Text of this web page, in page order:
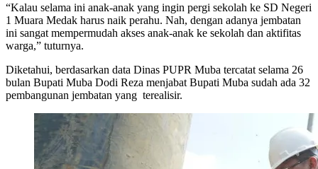
“Kalau selama ini anak-anak yang ingin pergi sekolah ke SD Negeri
1 Muara Medak harus naik perahu. Nah, dengan adanya jembatan
ini sangat mempermudah akses anak-anak ke sekolah dan aktifitas
warga,” tuturnya.
Diketahui, berdasarkan data Dinas PUPR Muba tercatat selama 26
bulan Bupati Muba Dodi Reza menjabat Bupati Muba sudah ada 32
pembangunan jembatan yang terealisir.